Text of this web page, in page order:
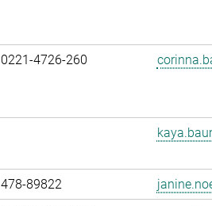
0221-4726-260
478-89822